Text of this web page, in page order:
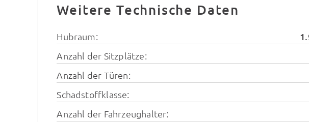
Weitere Technische Daten
Hubraum:
Anzahl der Sitzplätze:
Anzahl der Türen:
Schadstoffklasse:
Anzahl der Fahrzeughalter: